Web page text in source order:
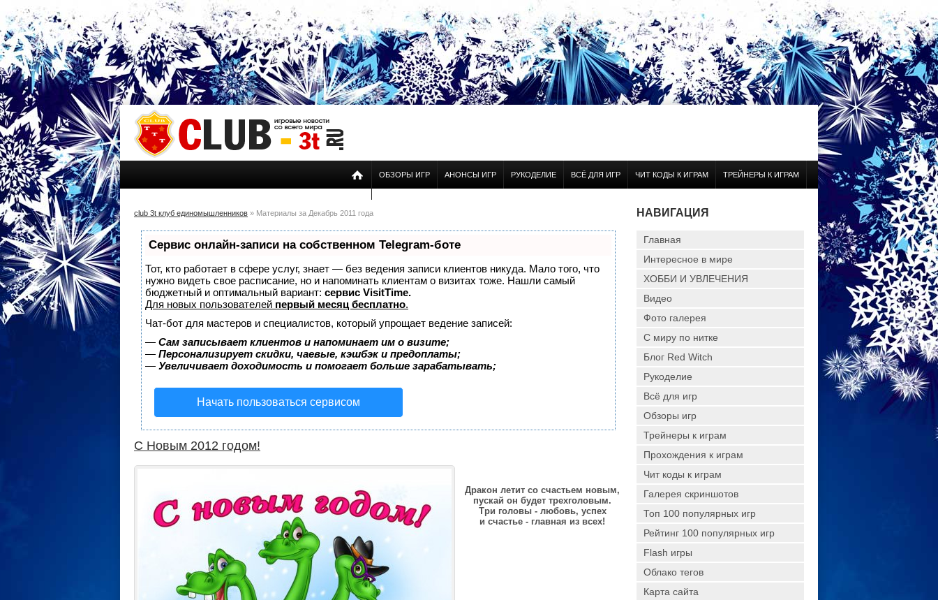
ОБЗОРЫ ИГР АНОНСЫ ИГР РУКОДЕЛИЕ ВСЁ ДЛЯ ИГР ЧИТ КОДЫ К ИГРАМ ТРЕЙНЕРЫ К ИГРАМ
club 3t клуб единомышленников » Материалы за Декабрь 2011 года
Сервис онлайн-записи на собственном Telegram-боте
Тот, кто работает в сфере услуг, знает — без ведения записи клиентов никуда. Мало того, что
нужно видеть свое расписание, но и напоминать клиентам о визитах тоже. Нашли самый
бюджетный и оптимальный вариант: сервис VisitTime.
Для новых пользователей первый месяц бесплатно.
Чат-бот для мастеров и специалистов, который упрощает ведение записей:
— Сам записывает клиентов и напоминает им о визите;
— Персонализирует скидки, чаевые, кэшбэк и предоплаты;
— Увеличивает доходимость и помогает больше зарабатывать;
Начать пользоваться сервисом
C Новым 2012 годом!
Дракон летит со счастьем новым,
пускай он будет трехголовым.
Три головы - любовь, успех
и счастье - главная из всех!
НАВИГАЦИЯ
Главная
Интересное в мире
ХОББИ И УВЛЕЧЕНИЯ
Видео
Фото галерея
С миру по нитке
Блог Red Witch
Рукоделие
Всё для игр
Обзоры игр
Трейнеры к играм
Прохождения к играм
Чит коды к играм
Галерея скриншотов
Топ 100 популярных игр
Рейтинг 100 популярных игр
Flash игры
Облако тегов
Карта сайта